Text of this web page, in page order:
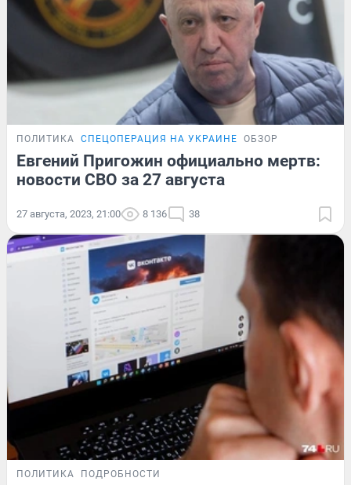
ПОЛИТИКА СПЕЦОПЕРАЦИЯ НА УКРАИНЕ ОБЗОР
Евгений Пригожин официально мертв:
новости СВО за 27 августа
27 августа, 2023, 21:00 8 136 38
ПОЛИТИКА ПОДРОБНОСТИ